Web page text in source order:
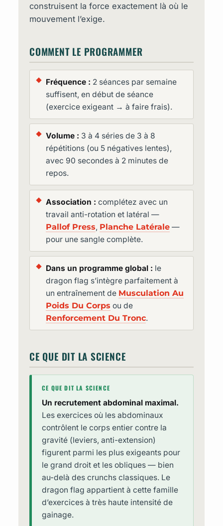
construisent la force exactement là où le
mouvement l’exige.
COMMENT LE PROGRAMMER
Fréquence : 2 séances par semaine
suffisent, en début de séance
(exercice exigeant → à faire frais).
Volume : 3 à 4 séries de 3 à 8
répétitions (ou 5 négatives lentes),
avec 90 secondes à 2 minutes de
repos.
Association : complétez avec un
travail anti-rotation et latéral —
Pallof Press, Planche Latérale —
pour une sangle complète.
Dans un programme global : le
dragon flag s’intègre parfaitement à
un entraînement de Musculation Au
Poids Du Corps ou de
Renforcement Du Tronc.
CE QUE DIT LA SCIENCE
CE QUE DIT LA SCIENCE
Un recrutement abdominal maximal.
Les exercices où les abdominaux
contrôlent le corps entier contre la
gravité (leviers, anti-extension)
figurent parmi les plus exigeants pour
le grand droit et les obliques — bien
au-delà des crunchs classiques. Le
dragon flag appartient à cette famille
d’exercices à très haute intensité de
gainage.